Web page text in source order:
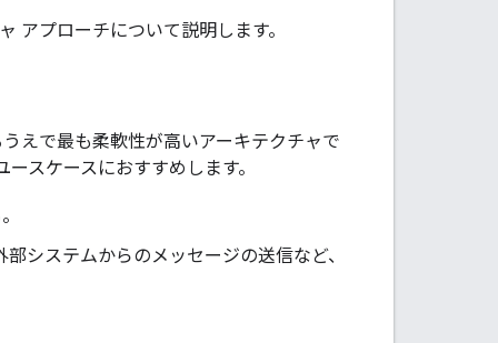
アプローチについて説明します。
えで最も柔軟性が高いアーキテクチャで
スケースにおすすめします。
システムからのメッセージの送信など、